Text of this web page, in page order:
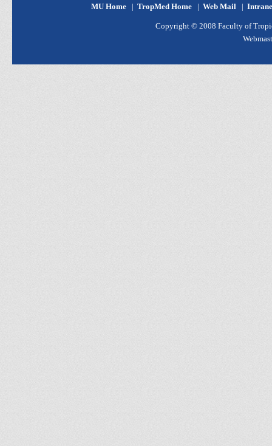
MU Home | TropMed Home | Web Mail |
Copyright © 2008 Faculty of